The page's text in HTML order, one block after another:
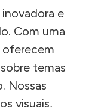
e
Com uma
oferecem
temas
Nossas
visuais,